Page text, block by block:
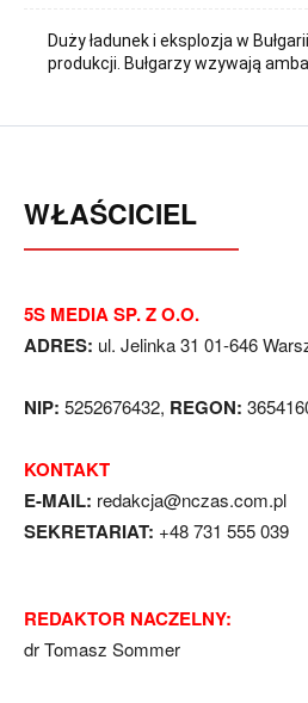
Duży ładunek i eksplozja w
produkcji. Bułgarzy wzywają
WŁAŚCICIEL
5S MEDIA SP. Z O.O.
ADRES: ul. Jelinka 31 01-646
NIP: 5252676432, REGON:
KONTAKT
E-MAIL: redakcja@nczas.com.pl
SEKRETARIAT: +48 731 555 039
REDAKTOR NACZELNY:
dr Tomasz Sommer